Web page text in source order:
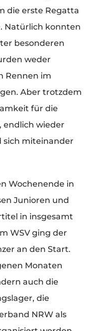
die erste Regatta
Natürlich konnten
besonderen
weder
Rennen im
Aber trotzdem
für die
endlich wieder
miteinander
Wochenende in
Junioren und
in insgesamt
WSV ging der
an den Start.
Monaten
auch die
die
NRW als